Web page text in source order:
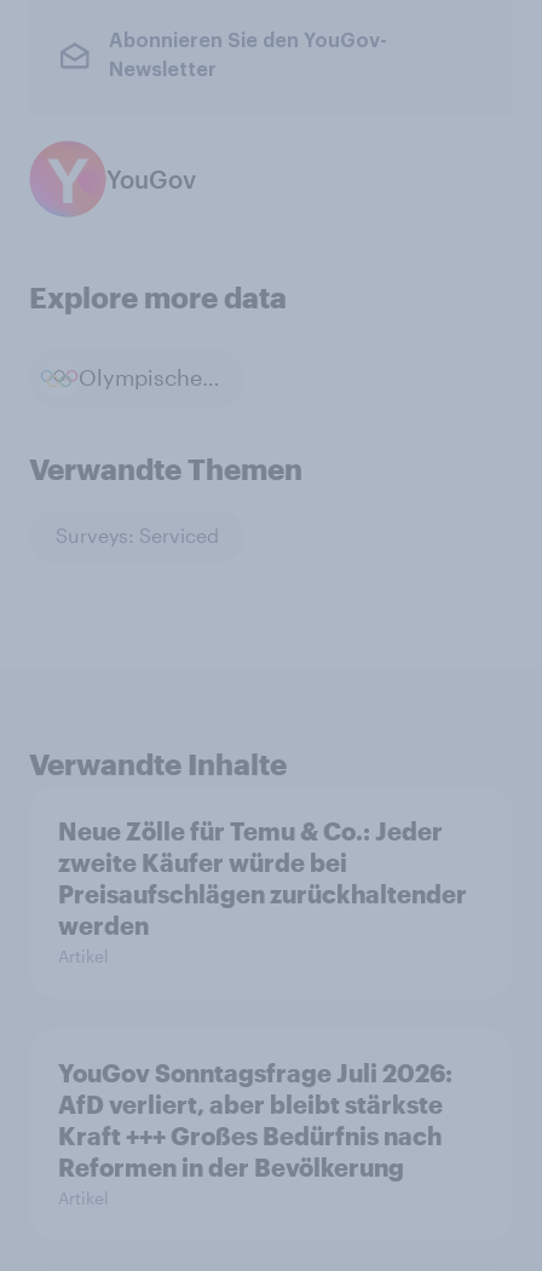
Abonnieren Sie den YouGov-
Newsletter
YouGov
Explore more data
Olympische Sommerspiele
Verwandte Themen
Surveys: Serviced
Verwandte Inhalte
Neue Zölle für Temu & Co.: Jeder
zweite Käufer würde bei
Preisaufschlägen zurückhaltender
werden
Artikel
YouGov Sonntagsfrage Juli 2026:
AfD verliert, aber bleibt stärkste
Kraft +++ Großes Bedürfnis nach
Reformen in der Bevölkerung
Artikel